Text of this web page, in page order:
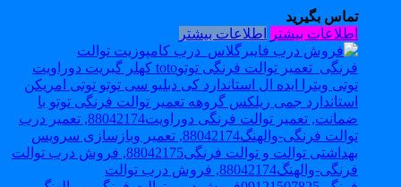
تماس بگیرید
اطلاعات بیشتر اطلاعات بیشتر